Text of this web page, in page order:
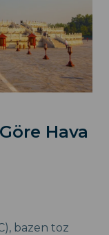
Hava
bazen toz